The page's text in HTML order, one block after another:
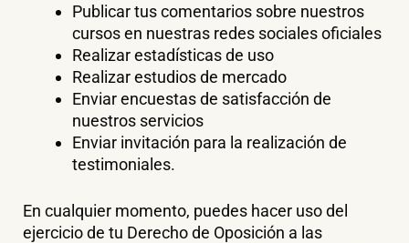
Publicar tus comentarios sobre nuestros
cursos en nuestras redes sociales oficiales
Realizar estadísticas de uso
Realizar estudios de mercado
Enviar encuestas de satisfacción de
nuestros servicios
Enviar invitación para la realización de
testimoniales.
En cualquier momento, puedes hacer uso del
ejercicio de tu Derecho de Oposición a las